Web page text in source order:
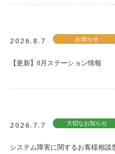
2026.8.7 お知らせ
【更新】8月ステーション情報
2026.7.7 大切なお知らせ
システム障害に関するお客様相